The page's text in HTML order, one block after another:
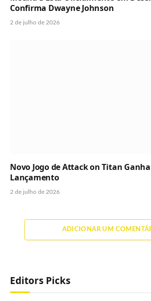
Confirma Dwayne Johnson
2 de julho de 2026
Novo Jogo de Attack on Titan
Lançamento
2 de julho de 2026
ADICIONAR UM
Editors Picks